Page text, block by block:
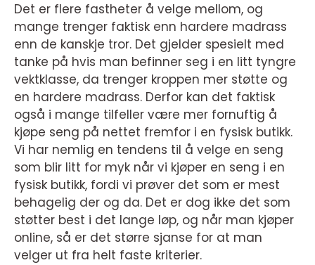
Det er flere fastheter å velge mellom, og
mange trenger faktisk enn hardere madrass
enn de kanskje tror. Det gjelder spesielt med
tanke på hvis man befinner seg i en litt tyngre
vektklasse, da trenger kroppen mer støtte og
en hardere madrass. Derfor kan det faktisk
også i mange tilfeller være mer fornuftig å
kjøpe seng på nettet fremfor i en fysisk butikk.
Vi har nemlig en tendens til å velge en seng
som blir litt for myk når vi kjøper en seng i en
fysisk butikk, fordi vi prøver det som er mest
behagelig der og da. Det er dog ikke det som
støtter best i det lange løp, og når man kjøper
online, så er det større sjanse for at man
velger ut fra helt faste kriterier.